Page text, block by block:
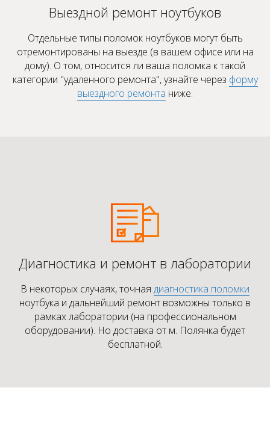
Выездной ремонт ноутбуков
Отдельные типы поломок ноутбуков могут быть
отремонтированы на выезде (в вашем офисе или на
дому). О том, относится ли ваша поломка к такой
категории "удаленного ремонта", узнайте через форму
выездного ремонта ниже.
Диагностика и ремонт в лаборатории
В некоторых случаях, точная диагностика поломки
ноутбука и дальнейший ремонт возможны только в
рамках лаборатории (на профессиональном
оборудовании). Но доставка от м. Полянка будет
бесплатной.